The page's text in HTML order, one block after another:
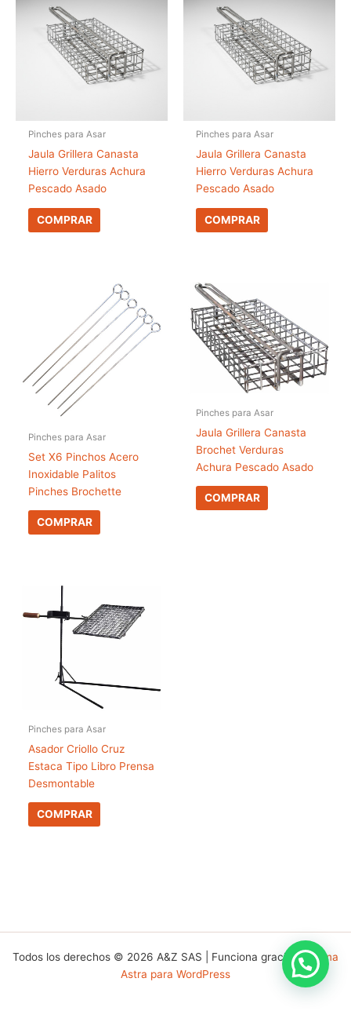
Pinches para Asar
Jaula Grillera Canasta
Hierro Verduras Achura
Pescado Asado
COMPRAR
Pinches para Asar
Jaula Grillera Canasta
Hierro Verduras Achura
Pescado Asado
COMPRAR
Pinches para Asar
Set X6 Pinchos Acero
Inoxidable Palitos
Pinches Brochette
COMPRAR
Pinches para Asar
Jaula Grillera Canasta
Brochet Verduras
Achura Pescado Asado
COMPRAR
Pinches para Asar
Asador Criollo Cruz
Estaca Tipo Libro Prensa
Desmontable
COMPRAR
Todos los derechos © 2026 A&Z SAS | Funciona gracias aTema
Astra para WordPress